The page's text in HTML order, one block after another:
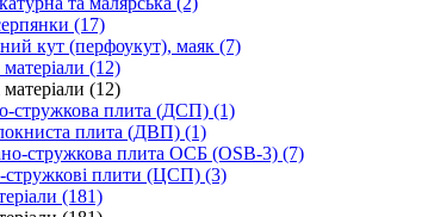
(17)
кут (перфоукут), маяк (7)
(12)
(12)
стружкова плита (ДСП) (1)
плита (ДВП) (1)
стружкова плита ОСБ (OSB-3) (7)
плити (ЦСП) (3)
(181)